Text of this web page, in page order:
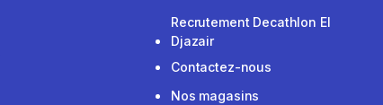
Recrutement Decathlon El
Djazair
Contactez-nous
Nos magasins